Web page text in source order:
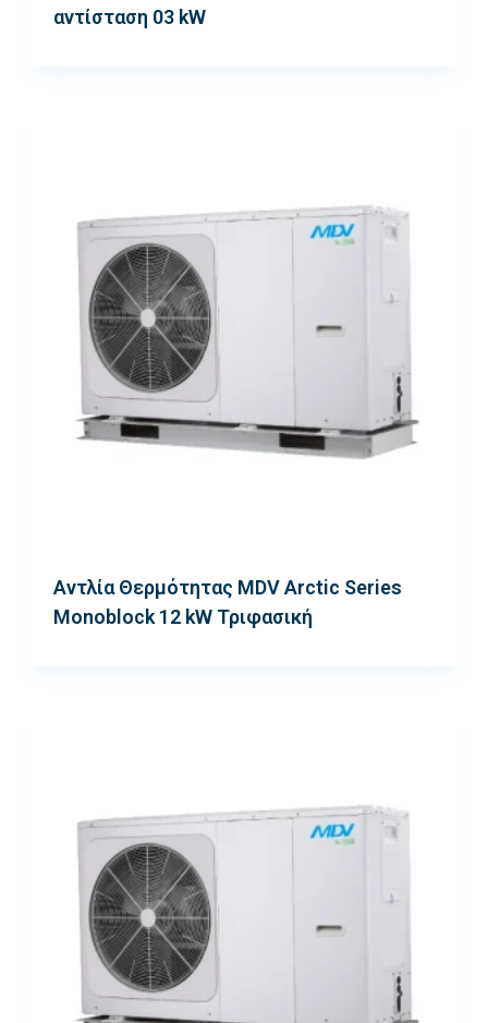
αντίσταση 03 kW
Αντλία Θερμότητας MDV Arctic Series
Monoblock 12 kW Τριφασική